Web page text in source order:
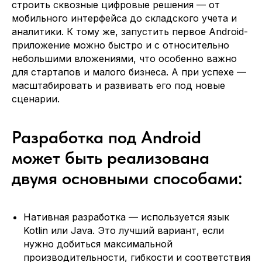
строить сквозные цифровые решения — от
мобильного интерфейса до складского учета и
аналитики. К тому же, запустить первое Android-
приложение можно быстро и с относительно
небольшими вложениями, что особенно важно
для стартапов и малого бизнеса. А при успехе —
масштабировать и развивать его под новые
сценарии.
Разработка под Android
может быть реализована
двумя основными способами:
Нативная разработка — используется язык
Kotlin или Java. Это лучший вариант, если
нужно добиться максимальной
производительности, гибкости и соответствия
Ваше имя
Давайтеусилим вашу
команду опытными IT-
Расскажите кто вам требуется и мы